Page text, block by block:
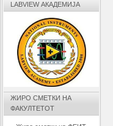
LABVIEW АКАДЕМИЈА
ЖИРО СМЕТКИ НА
ФАКУЛТЕТОТ